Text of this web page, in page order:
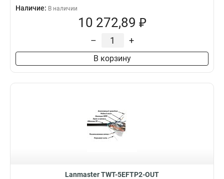
Наличие: В наличии
10 272,89 ₽
– +
В корзину
Lanmaster TWT-5EFTP2-OUT